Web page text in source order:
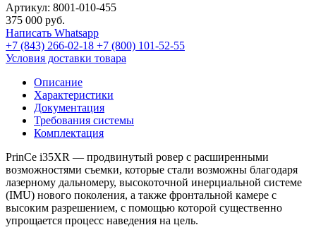
Артикул: 8001-010-455
375 000 руб.
Написать Whatsapp
+7 (843) 266-02-18 +7 (800) 101-52-55
Условия доставки товара
Описание
Характеристики
Документация
Требования системы
Комплектация
PrinCe i35XR — продвинутый ровер с расширенными
возможностями съемки, которые стали возможны благодаря
лазерному дальномеру, высокоточной инерциальной системе
(IMU) нового поколения, а также фронтальной камере с
высоким разрешением, с помощью которой существенно
упрощается процесс наведения на цель.